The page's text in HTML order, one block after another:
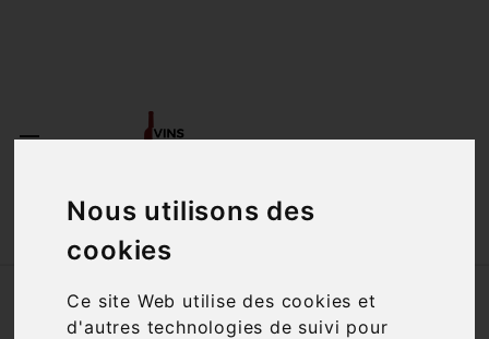
Nous utilisons des
cookies
Ce site Web utilise des cookies et
d'autres technologies de suivi pour

Accueil Vins
Accords mets-vins
Charcuterie